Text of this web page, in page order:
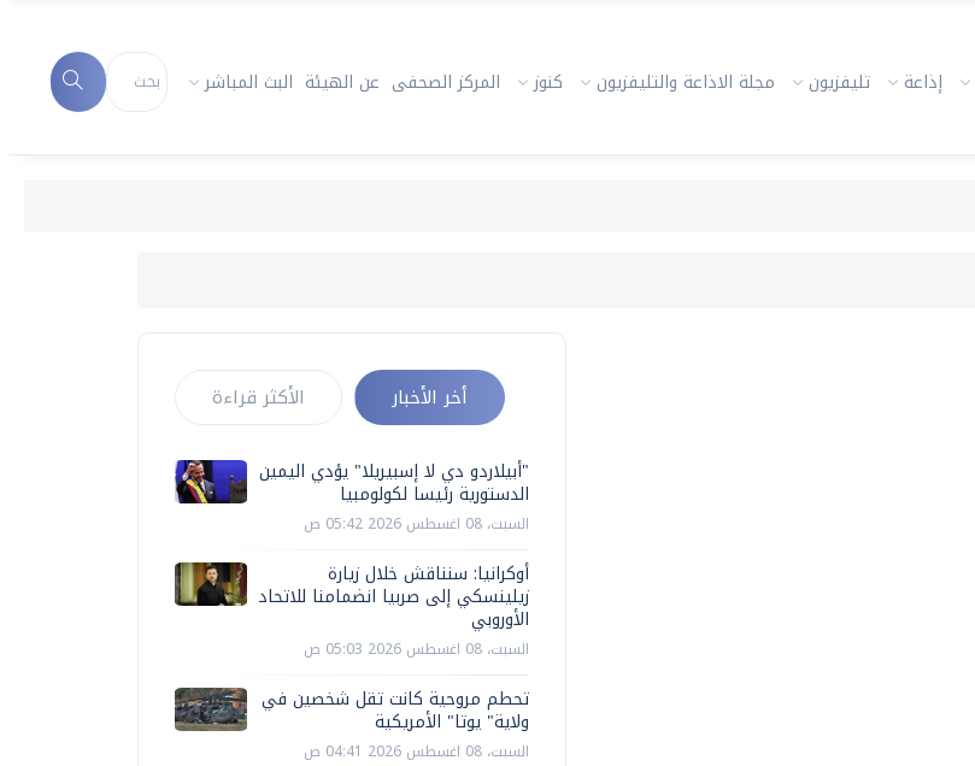
إذاعة تليفزيون مجلة الاذاعة والتليفزيون كنوز المركز الصحفى عن الهيئة البث المباشر
أخر الأخبار الأكثر قراءة
"أبيلاردو دي لا إسبيريلا" يؤدي اليمين
الدستورية رئيسا لكولومبيا
السبت، 08 اغسطس 2026 05:42 ص
أوكرانيا: سنناقش خلال زيارة
زيلينسكي إلى صربيا انضمامنا للاتحاد
الأوروبي
السبت، 08 اغسطس 2026 05:03 ص
تحطم مروحية كانت تقل شخصين في
ولاية" يوتا" الأمريكية
السبت، 08 اغسطس 2026 04:41 ص